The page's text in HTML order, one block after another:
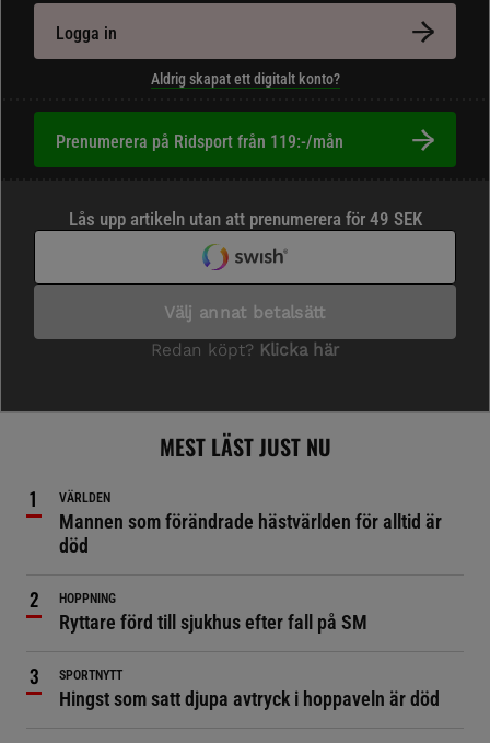
Logga in
Aldrig skapat ett digitalt konto?
Prenumerera på Ridsport från 119:-/mån
MEST LÄST JUST NU
VÄRLDEN
Mannen som förändrade hästvärlden för alltid är
död
HOPPNING
Ryttare förd till sjukhus efter fall på SM
SPORTNYTT
Hingst som satt djupa avtryck i hoppaveln är död